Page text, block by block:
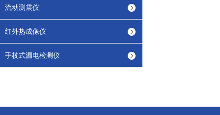
流动测震仪
红外热成像仪
手杖式漏电检测仪